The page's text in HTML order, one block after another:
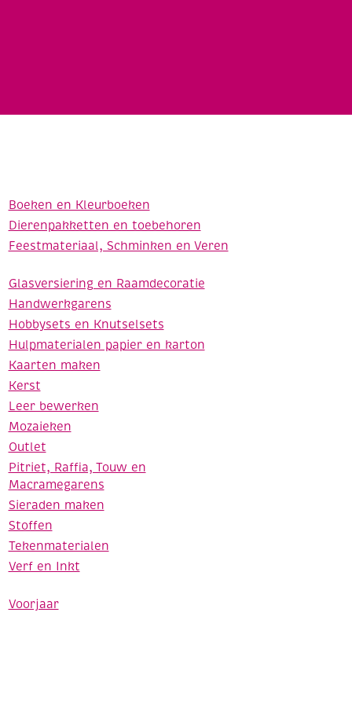
Boeken en Kleurboeken
Dierenpakketten en toebehoren
Feestmateriaal, Schminken en Veren
Glasversiering en Raamdecoratie
Handwerkgarens
Hobbysets en Knutselsets
Hulpmaterialen papier en karton
Kaarten maken
Kerst
Leer bewerken
Mozaieken
Outlet
Pitriet, Raffia, Touw en
Macramegarens
Sieraden maken
Stoffen
Tekenmaterialen
Verf en Inkt
Voorjaar